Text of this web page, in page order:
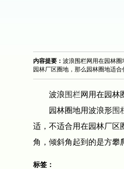
内容提要：波浪围栏网用在园林
园林厂区圈地，那么园林圈地适合
波浪围栏网用在园林
园林圈地用波浪形围
适，不适合用在园林厂区
角，倾斜角起到的是方攀
标签：